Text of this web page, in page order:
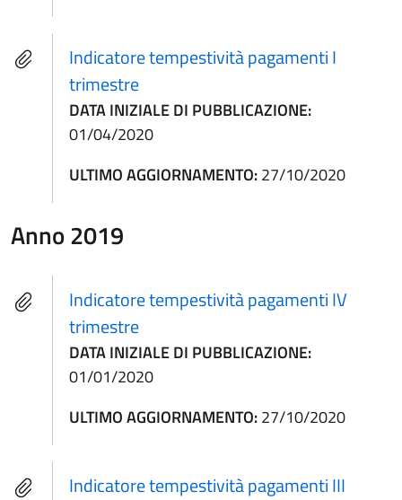
Indicatore tempestività pagamenti I
trimestre
DATA INIZIALE DI PUBBLICAZIONE:
01/04/2020
ULTIMO AGGIORNAMENTO:27/10/2020
Anno 2019
Indicatore tempestività pagamenti IV
trimestre
DATA INIZIALE DI PUBBLICAZIONE:
01/01/2020
ULTIMO AGGIORNAMENTO:27/10/2020
Indicatore tempestività pagamenti III